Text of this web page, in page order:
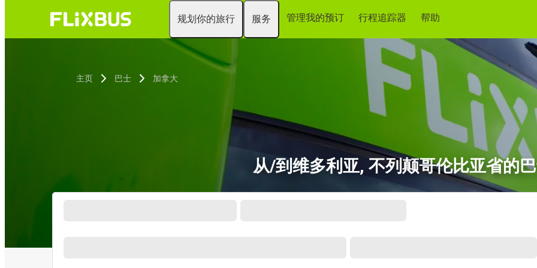
规划你的旅行 服务 管理我的预订 行程追踪器 帮助
主页 巴士 加拿大
从/到维多利亚, 不列颠哥伦比亚省的